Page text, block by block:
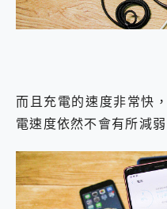
而且充電的速度非常快
電速度依然不會有所減弱